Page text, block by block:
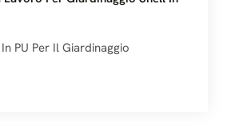
PU Per Il Giardinaggio